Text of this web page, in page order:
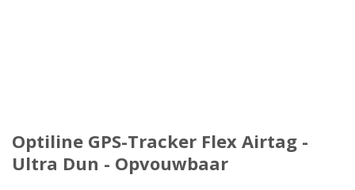
Optiline GPS-Tracker Flex Airtag -
Ultra Dun - Opvouwbaar